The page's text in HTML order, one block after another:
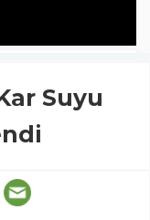
Suyu